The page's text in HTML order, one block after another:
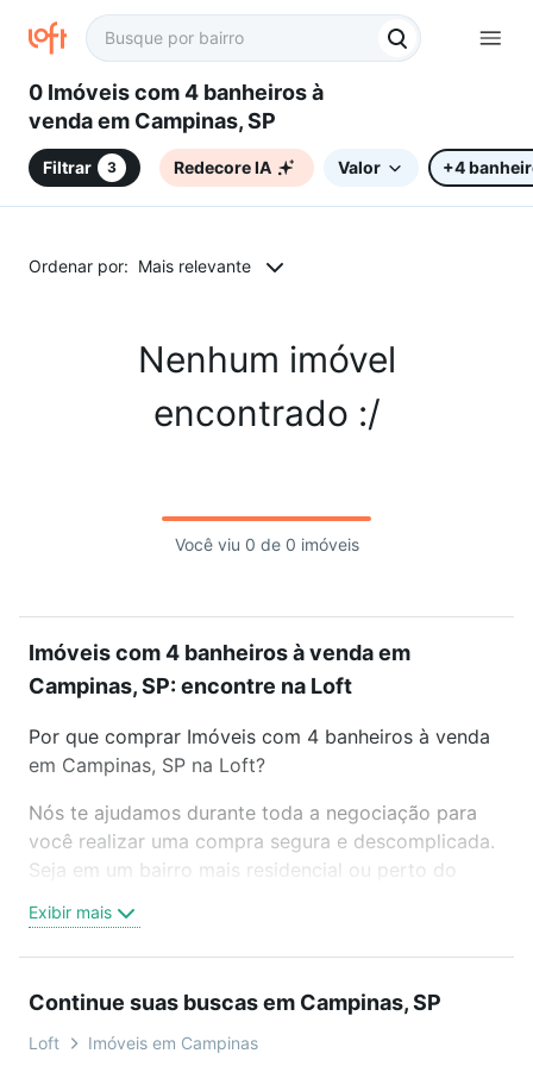
0 Imóveis com 4 banheiros à
venda em Campinas, SP
Filtrar 3 Redecore IA Valor +4
Ordenar por: Mais relevante
Nenhum imóvel
encontrado :/
Você viu 0 de 0 imóveis
Imóveis com 4 banheiros à venda em
Campinas, SP: encontre na Loft
Por que comprar Imóveis com 4 banheiros à venda
em Campinas, SP na Loft?
Nós te ajudamos durante toda a negociação para
você realizar uma compra segura e descomplicada.
Seja em um bairro mais residencial ou perto do
oferta ideal de Imóveis com 4 banheiros à venda em
Campinas, SP para conquistar seu sonho. Agende
sem compromisso e você ainda conta com mais de
46 mil corretores e imobiliárias te ajudando na
Exibir mais
Continue suas buscas em Campinas, SP
Loft Imóveis em Campinas